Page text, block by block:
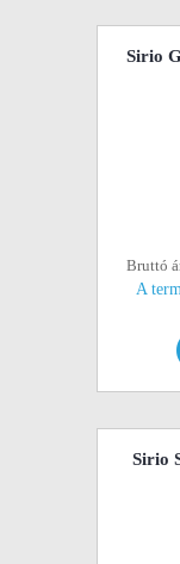
Sirio
Bruttó
A
Sirio